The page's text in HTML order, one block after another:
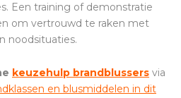
Een training of demonstratie
om vertrouwd te raken met
noodsituaties.
keuzehulp brandblussers via
en blusmiddelen in dit